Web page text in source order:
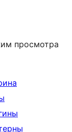
просмотра